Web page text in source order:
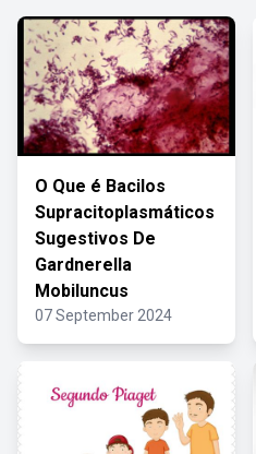
O Que é Bacilos
Supracitoplasmáticos
Sugestivos De
Gardnerella
Mobiluncus
07 September 2024